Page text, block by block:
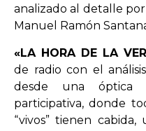
analizado al detalle
Manuel Ramón
«LA HORA DE LA
de radio con el
desde una óptica
participativa, donde
“vivos” tienen